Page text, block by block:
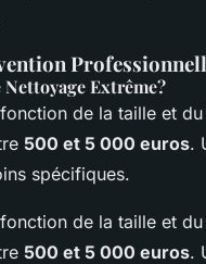
Extrême?
de la taille et
500 et 5 000 euros.
spécifiques.
de la taille et
500 et 5 000 euros.